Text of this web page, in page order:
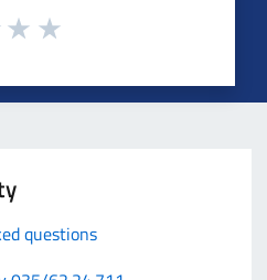
questions